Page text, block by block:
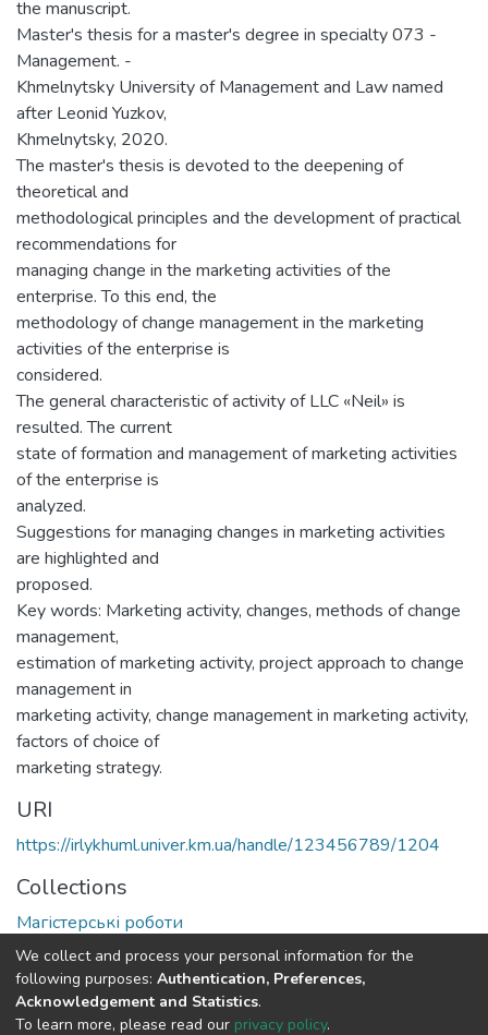
the manuscript.
Master's thesis for a master's degree in specialty 073 -
Management. -
Khmelnytsky University of Management and Law named
after Leonid Yuzkov,
Khmelnytsky, 2020.
The master's thesis is devoted to the deepening of
theoretical and
methodological principles and the development of practical
recommendations for
managing change in the marketing activities of the
enterprise. To this end, the
methodology of change management in the marketing
activities of the enterprise is
considered.
The general characteristic of activity of LLC «Neil» is
resulted. The current
state of formation and management of marketing activities
of the enterprise is
analyzed.
Suggestions for managing changes in marketing activities
are highlighted and
proposed.
Key words: Marketing activity, changes, methods of change
management,
estimation of marketing activity, project approach to change
management in
marketing activity, change management in marketing activity,
factors of choice of
marketing strategy.
URI
https://irlykhuml.univer.km.ua/handle/123456789/1204
Collections
Магістерські роботи
Full item page
We collect and process your personal information for the
following purposes: Authentication, Preferences,
Acknowledgement and Statistics.
To learn more, please read our privacy policy.